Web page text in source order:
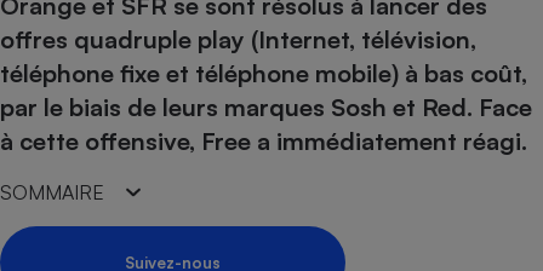
offres quadruple play (Internet, télévision,
téléphone fixe et téléphone mobile) à bas coût,
par le biais de leurs marques Sosh et Red. Face
à cette offensive, Free a immédiatement réagi.
SOMMAIRE
Suivez-nous
Sécurité - Hygiène
Assurance
Banque - Crédit
Epargne - Fiscalité
Circulation routière
Contrôle technique -
Pièce détachée
Moto
Comparatif
Comparatif climatiseur
Électricité - Gaz
Comparatif casque audio
Comparatif ordinateur
Crédit immobilier
Comparatif tondeuse
Hygiène - Beauté
Maison de retraite
Choisir son fioul
Choisir son pellet
Comparateur assurance emprunteur
Energie Moins Chère Ensemble